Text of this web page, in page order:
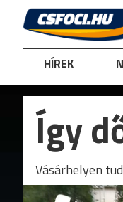
content
HÍREK
Így
Vásárhelyen